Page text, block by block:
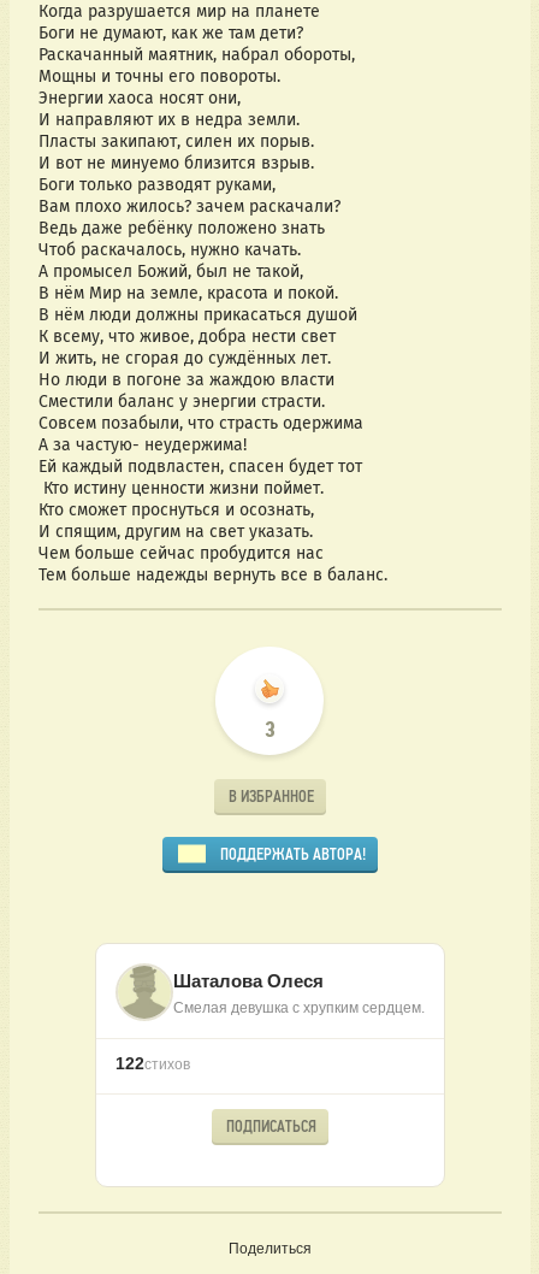
Когда разрушается мир на планете
Боги не думают, как же там дети?
Раскачанный маятник, набрал обороты,
Мощны и точны его повороты.
Энергии хаоса носят они,
И направляют их в недра земли.
Пласты закипают, силен их порыв.
И вот не минуемо близится взрыв.
Боги только разводят руками,
Вам плохо жилось? зачем раскачали?
Ведь даже ребёнку положено знать
Чтоб раскачалось, нужно качать.
А промысел Божий, был не такой,
В нём Мир на земле, красота и покой.
В нём люди должны прикасаться душой
К всему, что живое, добра нести свет
И жить, не сгорая до суждённых лет.
Но люди в погоне за жаждою власти
Сместили баланс у энергии страсти.
Совсем позабыли, что страсть одержима
А за частую- неудержима!
Ей каждый подвластен, спасен будет тот
Кто истину ценности жизни поймет.
Кто сможет проснуться и осознать,
И спящим, другим на свет указать.
Чем больше сейчас пробудится нас
Тем больше надежды вернуть все в баланс.
3
В ИЗБРАННОЕ
ПОДДЕРЖАТЬ АВТОРА!
Шаталова Олеся
Смелая девушка с хрупким сердцем.
122стихов
ПОДПИСАТЬСЯ
Поделиться